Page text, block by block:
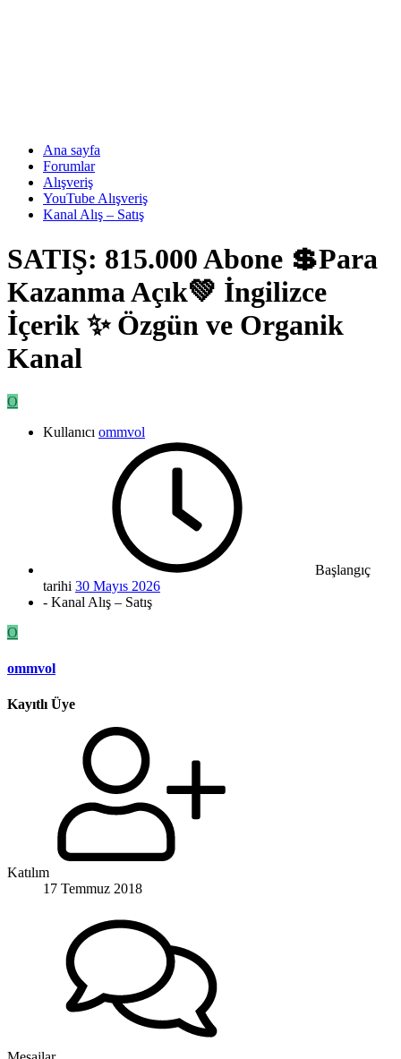
Ana sayfa
Forumlar
Alışveriş
YouTube Alışveriş
Kanal Alış – Satış
SATIŞ: 815.000 Abone 💲Para
Kazanma Açık💚 İngilizce
İçerik ✨ Özgün ve Organik
Kanal
O
Kullanıcı ommvol
Başlangıç
tarihi 30 Mayıs 2026
- Kanal Alış – Satış
O
ommvol
Kayıtlı Üye
Katılım
17 Temmuz 2018